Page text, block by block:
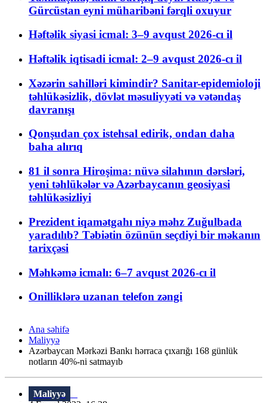
Gürcüstan eyni müharibəni fərqli oxuyur
Həftəlik siyasi icmal: 3–9 avqust 2026-cı il
Həftəlik iqtisadi icmal: 2–9 avqust 2026-cı il
Xəzərin sahilləri kimindir? Sanitar-epidemioloji
təhlükəsizlik, dövlət məsuliyyəti və vətəndaş
davranışı
Qonşudan çox istehsal edirik, ondan daha
baha alırıq
81 il sonra Hiroşima: nüvə silahının dərsləri,
yeni təhlükələr və Azərbaycanın geosiyasi
təhlükəsizliyi
Prezident iqamətgahı niyə məhz Zuğulbada
yaradılıb? Təbiətin özünün seçdiyi bir məkanın
tarixçəsi
Məhkəmə icmalı: 6–7 avqust 2026-cı il
Onilliklərə uzanan telefon zəngi
Ana səhifə
Maliyyə
Azərbaycan Mərkəzi Bankı hərraca çıxarığı 168 günlük
notların 40%-ni satmayıb
Maliyyə